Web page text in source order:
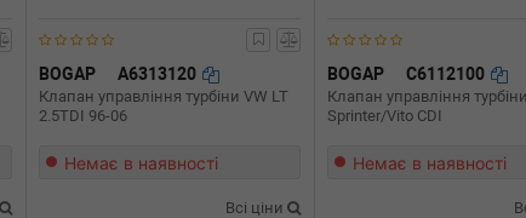
BOGAP A6313120
Клапан управління турбіни VW LT
2.5TDI 96-06
Немає в наявності
Всі ціни
BOGAP C6112100
Клапан управління
Sprinter/Vito CDI
Немає в наявності